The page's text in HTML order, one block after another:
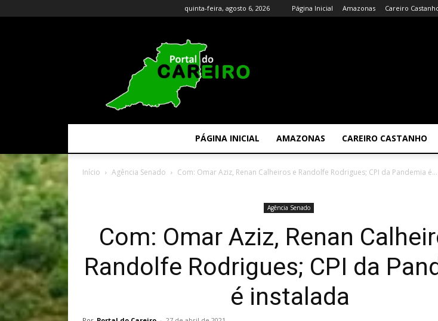
quinta-feira, agosto 6, 2026 Página Inicial Amazonas Careiro
PÁGINA INICIAL AMAZONAS CAREIRO CASTANHO
Início Agência Senado Com: Omar Aziz, Renan Calheiros e Randolfe Rodrigues; CPI da Pandemia é...
Agência Senado
Com: Omar Aziz, Renan
Randolfe Rodrigues; CPI da
é instalada